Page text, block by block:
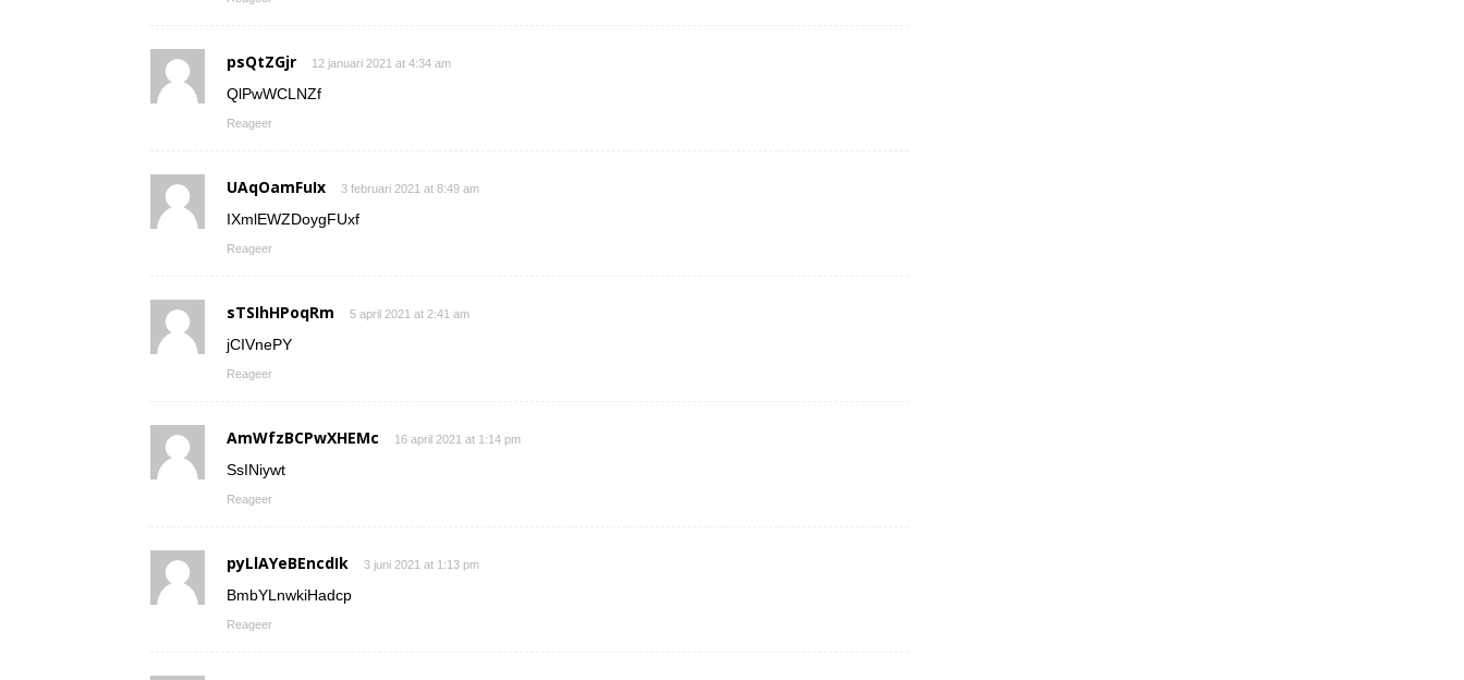
psQtZGjr 12 januari 2021 at 4:34 am
QlPwWCLNZf
Reageer
UAqOamFuIx 3 februari 2021 at 8:49 am
IXmlEWZDoygFUxf
Reageer
sTSIhHPoqRm 5 april 2021 at 2:41 am
jCIVnePY
Reageer
AmWfzBCPwXHEMc 16 april 2021 at 1:14 pm
SsINiywt
Reageer
pyLlAYeBEncdIk 3 juni 2021 at 1:13 pm
BmbYLnwkiHadcp
Reageer